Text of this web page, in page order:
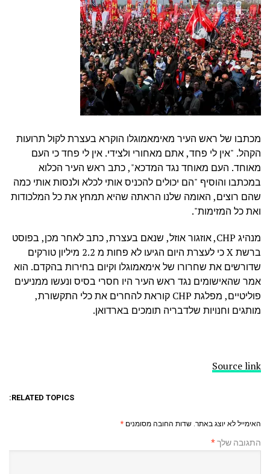
מכתבו של ראש העיר מאימאמוגלו הוקרא בעצרת לקול תרועות
הקהל. "אין לי פחד, אתם מאחורי ולצידי. אין לי פחד כי העם
מאוחד. העם מאוחד נגד המדכא", כתב ראש העיר הכלוא
במכתבו והוסיף "הם יכולים להכניס אותי לכלא ולנסות אותי כמה
שהם רוצים, האומה שלנו הראתה שהיא תמחץ את כל המלכודות
ואת כל המזימות".
מנהיג CHP, אוזגור אוזל, שנאם בעצרת, כתב לאחר מכן, בפוסט
ברשת X כי לעצרת היום הגיעו לא פחות מ 2.2 מיליון טורקים
שדורשים את שחרורו של אימאמוגלו וקיום בחירות בהקדם. הוא
אמר שהאישומים נגד ראש העיר היו חסרי בסיס ונעשו ממניעים
פוליטיים, מפלגת CHP קוראת להחרים את כלי התקשורת,
מותגים וחנויות שלדבריה תומכים בארדואן.
Source link
RELATED TOPICS:
האימייל לא יוצג באתר. שדות החובה מסומנים *
התגובה שלך*